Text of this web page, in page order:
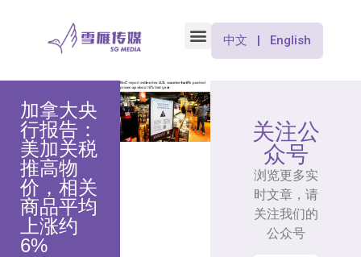
中文 | English
加拿大央
行报告：
美加关税
推高物
价，相关
商品平均
上涨约
6%
关注公
众号
浏览更多实
时文章，请
关注我们的
公众号